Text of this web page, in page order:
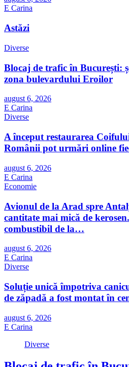
E Carina
Astăzi
Diverse
Blocaj de trafic în București:
zona bulevardului Eroilor
august 6, 2026
E Carina
Diverse
A început restaurarea
Românii pot urmări online
august 6, 2026
E Carina
Economie
Avionul de la Arad spre
cantitate mai mică de
combustibil de la…
august 6, 2026
E Carina
Diverse
Soluție unică împotriva
de zăpadă a fost montat în
august 6, 2026
E Carina
Diverse